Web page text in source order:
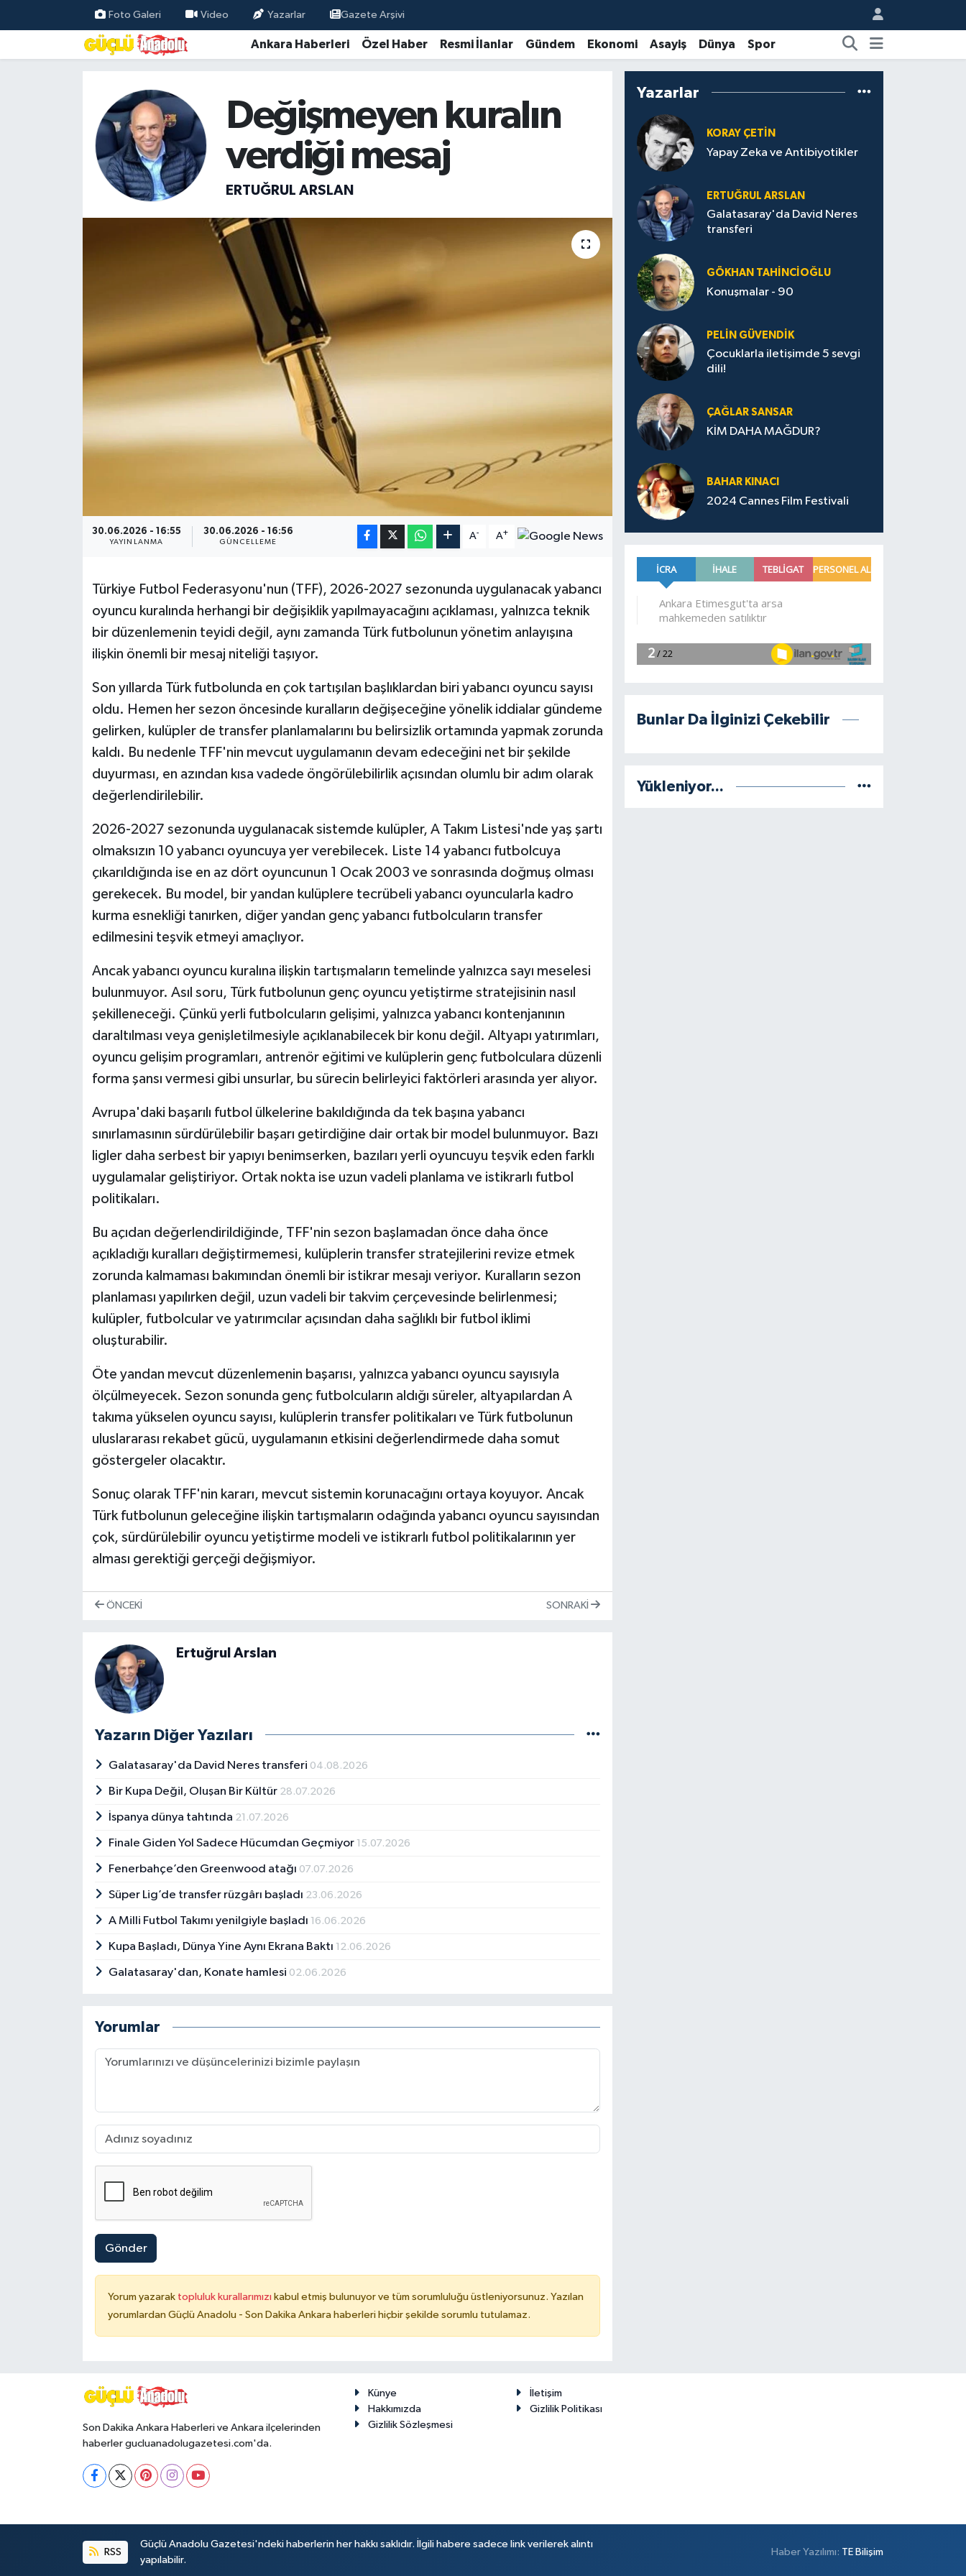
Foto Galeri Video Yazarlar Gazete Arşivi
Ankara Haberleri Özel Haber Resmi İlanlar Gündem Ekonomi Asayiş Dünya Spor
Değişmeyen kuralın
verdiği mesaj
ERTUĞRUL ARSLAN
30.06.2026 - 16:55
YAYINLANMA
30.06.2026 - 16:56
GÜNCELLEME
A- A+
Türkiye Futbol Federasyonu'nun (TFF), 2026-2027 sezonunda uygulanacak yabancı
oyuncu kuralında herhangi bir değişiklik yapılmayacağını açıklaması, yalnızca teknik
bir düzenlemenin teyidi değil, aynı zamanda Türk futbolunun yönetim anlayışına
ilişkin önemli bir mesaj niteliği taşıyor.
Son yıllarda Türk futbolunda en çok tartışılan başlıklardan biri yabancı oyuncu sayısı
oldu. Hemen her sezon öncesinde kuralların değişeceğine yönelik iddialar gündeme
gelirken, kulüpler de transfer planlamalarını bu belirsizlik ortamında yapmak zorunda
kaldı. Bu nedenle TFF'nin mevcut uygulamanın devam edeceğini net bir şekilde
duyurması, en azından kısa vadede öngörülebilirlik açısından olumlu bir adım olarak
değerlendirilebilir.
2026-2027 sezonunda uygulanacak sistemde kulüpler, A Takım Listesi'nde yaş şartı
olmaksızın 10 yabancı oyuncuya yer verebilecek. Liste 14 yabancı futbolcuya
çıkarıldığında ise en az dört oyuncunun 1 Ocak 2003 ve sonrasında doğmuş olması
gerekecek. Bu model, bir yandan kulüplere tecrübeli yabancı oyuncularla kadro
kurma esnekliği tanırken, diğer yandan genç yabancı futbolcuların transfer
edilmesini teşvik etmeyi amaçlıyor.
Ancak yabancı oyuncu kuralına ilişkin tartışmaların temelinde yalnızca sayı meselesi
bulunmuyor. Asıl soru, Türk futbolunun genç oyuncu yetiştirme stratejisinin nasıl
şekilleneceği. Çünkü yerli futbolcuların gelişimi, yalnızca yabancı kontenjanının
daraltılması veya genişletilmesiyle açıklanabilecek bir konu değil. Altyapı yatırımları,
oyuncu gelişim programları, antrenör eğitimi ve kulüplerin genç futbolculara düzenli
forma şansı vermesi gibi unsurlar, bu sürecin belirleyici faktörleri arasında yer alıyor.
Avrupa'daki başarılı futbol ülkelerine bakıldığında da tek başına yabancı
sınırlamasının sürdürülebilir başarı getirdiğine dair ortak bir model bulunmuyor. Bazı
ligler daha serbest bir yapıyı benimserken, bazıları yerli oyuncuyu teşvik eden farklı
uygulamalar geliştiriyor. Ortak nokta ise uzun vadeli planlama ve istikrarlı futbol
politikaları.
Bu açıdan değerlendirildiğinde, TFF'nin sezon başlamadan önce daha önce
açıkladığı kuralları değiştirmemesi, kulüplerin transfer stratejilerini revize etmek
zorunda kalmaması bakımından önemli bir istikrar mesajı veriyor. Kuralların sezon
planlaması yapılırken değil, uzun vadeli bir takvim çerçevesinde belirlenmesi;
kulüpler, futbolcular ve yatırımcılar açısından daha sağlıklı bir futbol iklimi
oluşturabilir.
Öte yandan mevcut düzenlemenin başarısı, yalnızca yabancı oyuncu sayısıyla
ölçülmeyecek. Sezon sonunda genç futbolcuların aldığı süreler, altyapılardan A
takıma yükselen oyuncu sayısı, kulüplerin transfer politikaları ve Türk futbolunun
uluslararası rekabet gücü, uygulamanın etkisini değerlendirmede daha somut
göstergeler olacaktır.
Sonuç olarak TFF'nin kararı, mevcut sistemin korunacağını ortaya koyuyor. Ancak
Türk futbolunun geleceğine ilişkin tartışmaların odağında yabancı oyuncu sayısından
çok, sürdürülebilir oyuncu yetiştirme modeli ve istikrarlı futbol politikalarının yer
alması gerektiği gerçeği değişmiyor.
ÖNCEKI SONRAKI
Ertuğrul Arslan
Yazarın Diğer Yazıları
Galatasaray'da David Neres transferi 04.08.2026
Bir Kupa Değil, Oluşan Bir Kültür 28.07.2026
İspanya dünya tahtında 21.07.2026
Finale Giden Yol Sadece Hücumdan Geçmiyor 15.07.2026
Fenerbahçe’den Greenwood atağı 07.07.2026
Süper Lig’de transfer rüzgârı başladı 23.06.2026
A Milli Futbol Takımı yenilgiyle başladı 16.06.2026
Kupa Başladı, Dünya Yine Aynı Ekrana Baktı 12.06.2026
Galatasaray'dan, Konate hamlesi 02.06.2026
Yorumlar
Gönder
Yorum yazarak topluluk kurallarımızı kabul etmiş bulunuyor ve tüm sorumluluğu üstleniyorsunuz. Yazılan
yorumlardan Güçlü Anadolu - Son Dakika Ankara haberleri hiçbir şekilde sorumlu tutulamaz.
Yazarlar
KORAY ÇETIN
Yapay Zeka ve Antibiyotikler
ERTUĞRUL ARSLAN
Galatasaray'da David Neres
transferi
GÖKHAN TAHINCIOĞLU
Konuşmalar - 90
PELIN GÜVENDIK
Çocuklarla iletişimde 5 sevgi
dili!
ÇAĞLAR SANSAR
KİM DAHA MAĞDUR?
BAHAR KINACI
2024 Cannes Film Festivali
Bunlar Da İlginizi Çekebilir
Yükleniyor...
Son Dakika Ankara Haberleri ve Ankara ilçelerinden
haberler gucluanadolugazetesi.com'da.
Künye
İletişim
Hakkımızda
Gizlilik Politikası
Gizlilik Sözleşmesi
RSS
Güçlü Anadolu Gazetesi'ndeki haberlerin her hakkı saklıdır. İlgili habere sadece link verilerek alıntı
yapılabilir.
Haber Yazılımı: TE Bilişim
Özel Haber
Ankara Haberleri
Resmi İlanlar
Burç Yorumları
Teknoloji
Televizyon
Yaşam-Çevre